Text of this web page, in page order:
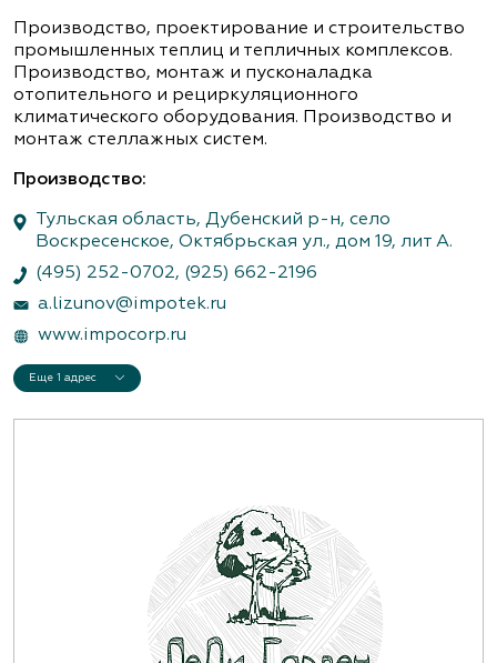
Производство, проектирование и строительство
промышленных теплиц и тепличных комплексов.
Производство, монтаж и пусконаладка
отопительного и рециркуляционного
климатического оборудования. Производство и
монтаж стеллажных систем.
Производство:
Тульская область, Дубенский р-н, село
Воскресенское, Октябрьская ул., дом 19, лит А.
(495) 252-0702, (925) 662-2196
a.lizunov@impotek.ru
www.impocorp.ru
Еще 1 адрес